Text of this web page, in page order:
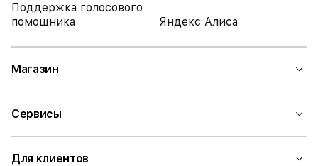
Поддержка голосового
помощника
Яндекс Алиса
Магазин
Сервисы
Для клиентов